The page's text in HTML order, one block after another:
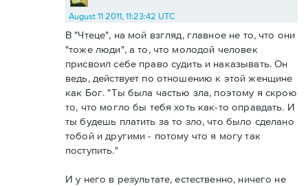
August 11 2011, 11:23:42 UTC
В "Чтеце", на мой взгляд, главное не то, что они
"тоже люди", а то, что молодой человек
присвоил себе право судить и наказывать. Он
ведь, действует по отношению к этой женщине
как Бог. "Ты была частью зла, поэтому я скрою
то, что могло бы тебя хоть как-то оправдать. И
ты будешь платить за то зло, что было сделано
тобой и другими - потому что я могу так
поступить."
И у него в результате, естественно, ничего не